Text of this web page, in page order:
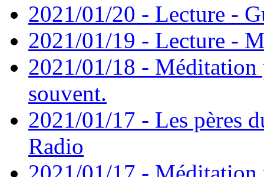
2021/01/20 - Lecture -
2021/01/19 - Lecture -
2021/01/18 - Méditation
souvent.
2021/01/17 - Les pères
Radio